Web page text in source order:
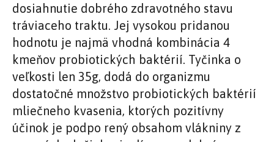
dosiahnutie dobrého zdravotného stavu
tráviaceho traktu. Jej vysokou pridanou
hodnotu je najmä vhodná kombinácia 4
kmeňov probiotických baktérií. Tyčinka o
veľkosti len 35g, dodá do organizmu
dostatočné množstvo probiotických baktérií
mliečneho kvasenia, ktorých pozitívny
účinok je podpo rený obsahom vlákniny z